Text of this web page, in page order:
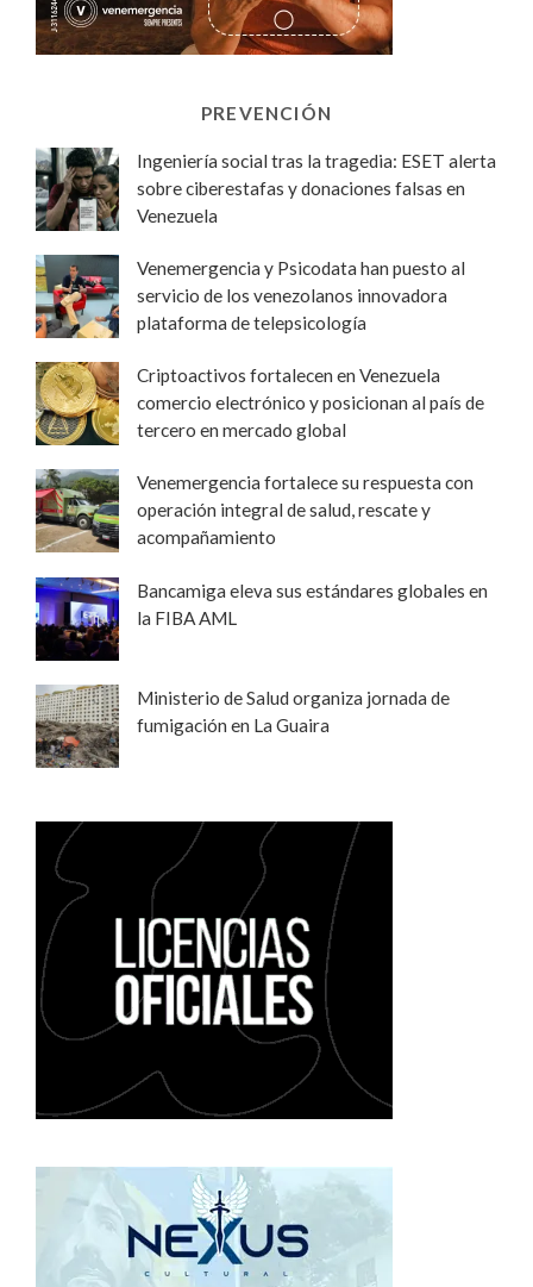
PREVENCIÓN
Ingeniería social tras la tragedia: ESET alerta
sobre ciberestafas y donaciones falsas en
Venezuela
Venemergencia y Psicodata han puesto al
servicio de los venezolanos innovadora
plataforma de telepsicología
Criptoactivos fortalecen en Venezuela
comercio electrónico y posicionan al país de
tercero en mercado global
Venemergencia fortalece su respuesta con
operación integral de salud, rescate y
acompañamiento
Bancamiga eleva sus estándares globales en
la FIBA AML
Ministerio de Salud organiza jornada de
fumigación en La Guaira